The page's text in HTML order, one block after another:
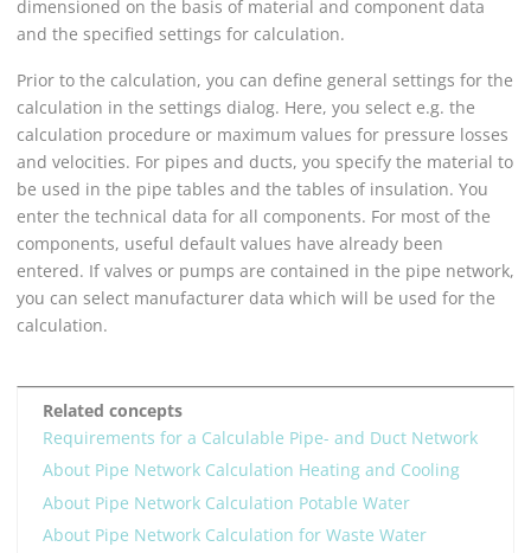
dimensioned on the basis of material and component data
and the specified settings for calculation.
Prior to the calculation, you can define general settings for the
calculation in the settings dialog. Here, you select e.g. the
calculation procedure or maximum values for pressure losses
and velocities. For pipes and ducts, you specify the material to
be used in the pipe tables and the tables of insulation. You
enter the technical data for all components. For most of the
components, useful default values have already been
entered. If valves or pumps are contained in the pipe network,
you can select manufacturer data which will be used for the
calculation.
Related concepts
Requirements for a Calculable Pipe- and Duct Network
About Pipe Network Calculation Heating and Cooling
About Pipe Network Calculation Potable Water
About Pipe Network Calculation for Waste Water